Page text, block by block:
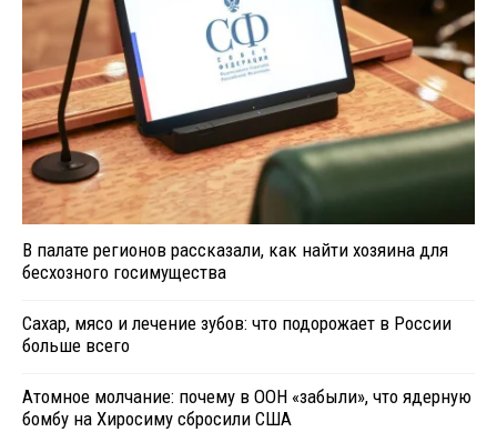
В палате регионов рассказали, как найти хозяина для
бесхозного госимущества
Сахар, мясо и лечение зубов: что подорожает в России
больше всего
Атомное молчание: почему в ООН «забыли», что ядерную
бомбу на Хиросиму сбросили США